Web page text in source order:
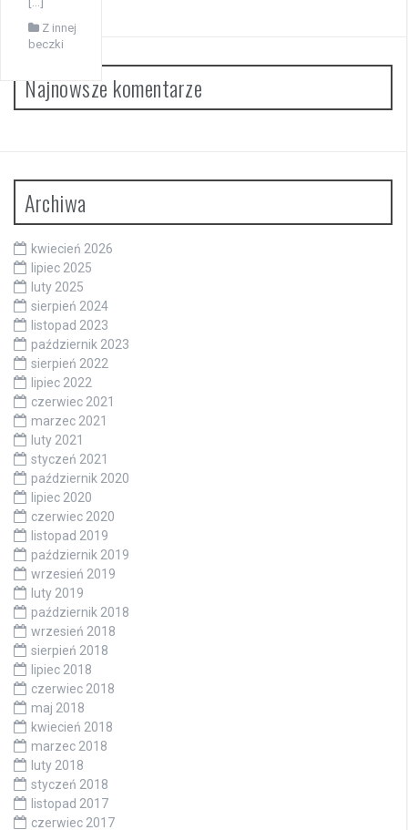
Z innej
beczki
Najnowsze komentarze
Archiwa
kwiecień 2026
lipiec 2025
luty 2025
sierpień 2024
listopad 2023
październik 2023
sierpień 2022
lipiec 2022
czerwiec 2021
marzec 2021
luty 2021
styczeń 2021
październik 2020
lipiec 2020
czerwiec 2020
listopad 2019
październik 2019
wrzesień 2019
luty 2019
październik 2018
wrzesień 2018
sierpień 2018
lipiec 2018
czerwiec 2018
maj 2018
kwiecień 2018
marzec 2018
luty 2018
styczeń 2018
listopad 2017
czerwiec 2017